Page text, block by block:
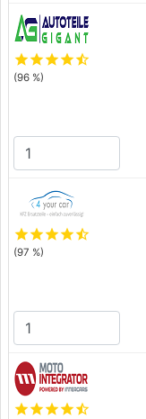
starstarstarstarstar_half
(96 %)
starstarstarstarstar_half
(97 %)
starstarstarstarstar_half